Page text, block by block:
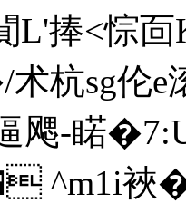
L'捧<悰
杭sg伦e
飔‐睰
^m1i裌